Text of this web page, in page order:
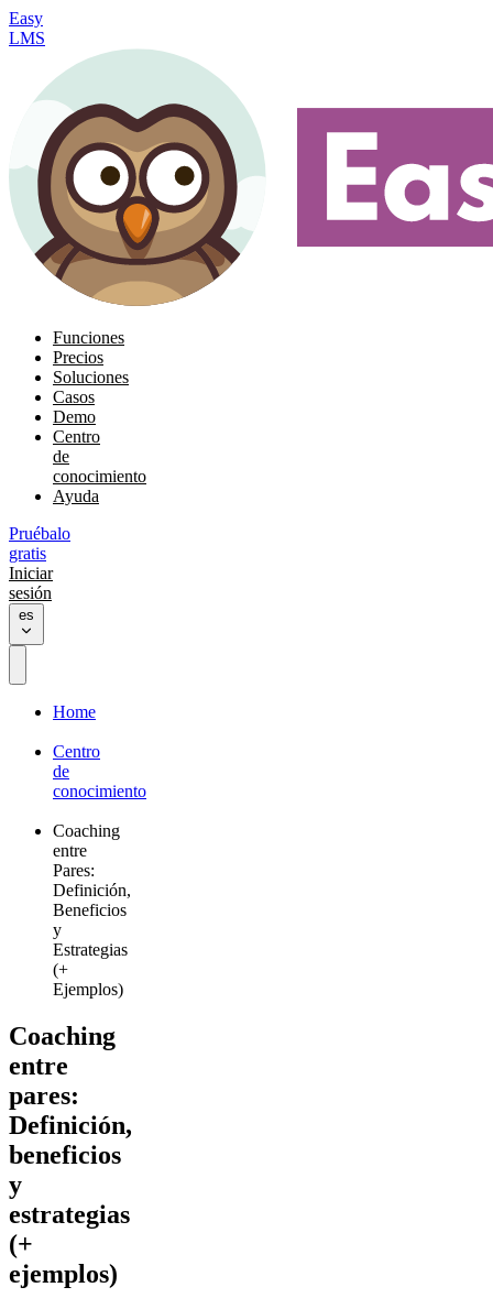
Easy
LMS
Funciones
Precios
Soluciones
Casos
Demo
Centro
de
conocimiento
Ayuda
Pruébalo
gratis
Iniciar
sesión
es
Home
Centro
de
conocimiento
Coaching
entre
Pares:
Definición,
Beneficios
y
Estrategias
(+
Ejemplos)
Coaching
entre
pares:
Definición,
beneficios
y
estrategias
(+
ejemplos)